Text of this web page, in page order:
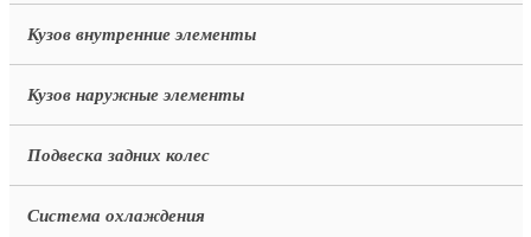
Кузов внутренние элементы
Кузов наружные элементы
Подвеска задних колес
Система охлаждения